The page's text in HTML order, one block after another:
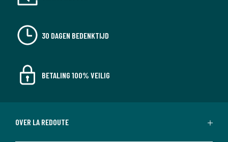
30 DAGEN BEDENKTIJD
BETALING 100% VEILIG
OVER LA REDOUTE